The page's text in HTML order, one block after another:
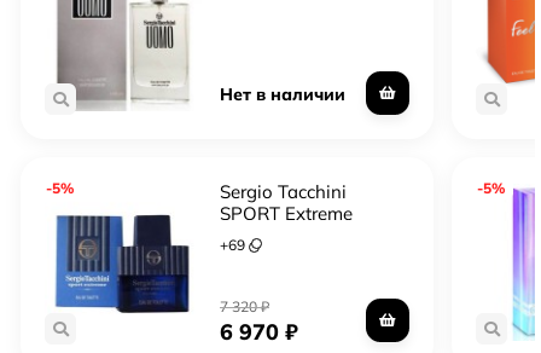
Нет в наличии
-5%
Sergio Tacchini
SPORT Extreme
+69
7 320₽
6 970₽
-5%